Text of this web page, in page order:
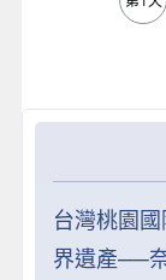
台灣桃園
界遺產──